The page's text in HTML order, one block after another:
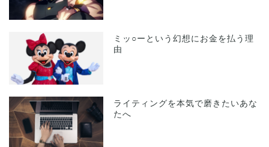
ミッ○ーという幻想にお金を払う理
由
ライティングを本気で磨きたいあな
たへ